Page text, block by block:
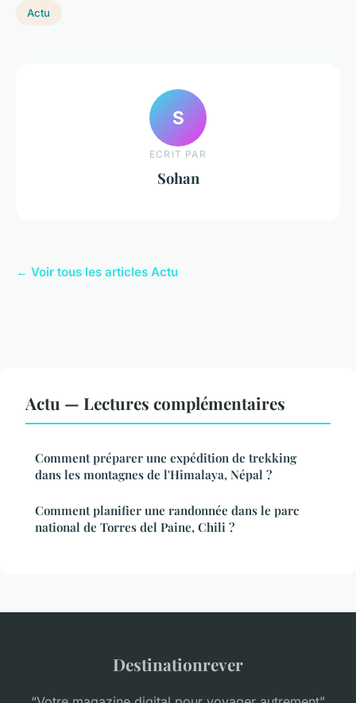
Actu
S
ECRIT PAR
Sohan
← Voir tous les articles Actu
Actu — Lectures complémentaires
Comment préparer une expédition de trekking
dans les montagnes de l'Himalaya, Népal ?
Comment planifier une randonnée dans le parc
national de Torres del Paine, Chili ?
Destinationrever